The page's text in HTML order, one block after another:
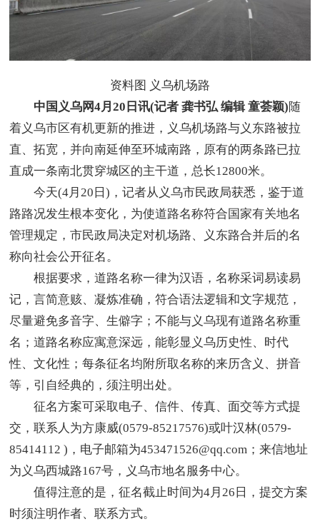
资料图 义乌机场路
中国义乌网4月20日讯(记者 龚书弘 编辑 童荟颖)随
着义乌市区有机更新的推进，义乌机场路与义东路被拉
直、拓宽，并向南延伸至环城南路，原有的两条路已拉
直成一条南北贯穿城区的主干道，总长12800米。
今天(4月20日)，记者从义乌市民政局获悉，鉴于道
路路况发生根本变化，为使道路名称符合国家有关地名
管理规定，市民政局决定对机场路、义东路合并后的名
称向社会公开征名。
根据要求，道路名称一律为汉语，名称采词易读易
记，言简意赅、凝炼准确，符合语法逻辑和文字规范，
尽量避免多音字、生僻字；不能与义乌现有道路名称重
名；道路名称应寓意深远，能彰显义乌历史性、时代
性、文化性；每条征名均附所取名称的来历含义、拼音
等，引自经典的，须注明出处。
征名方案可采取电子、信件、传真、面交等方式提
交，联系人为方康威(0579-85217576)或叶汉林(0579-
85414112 )，电子邮箱为453471526@qq.com；来信地址
为义乌西城路167号，义乌市地名服务中心。
值得注意的是，征名截止时间为4月26日，提交方案
时须注明作者、联系方式。